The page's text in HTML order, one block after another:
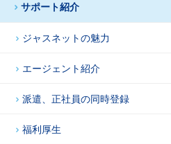
サポート紹介
ジャスネットの魅力
エージェント紹介
派遣、正社員の同時登録
福利厚生